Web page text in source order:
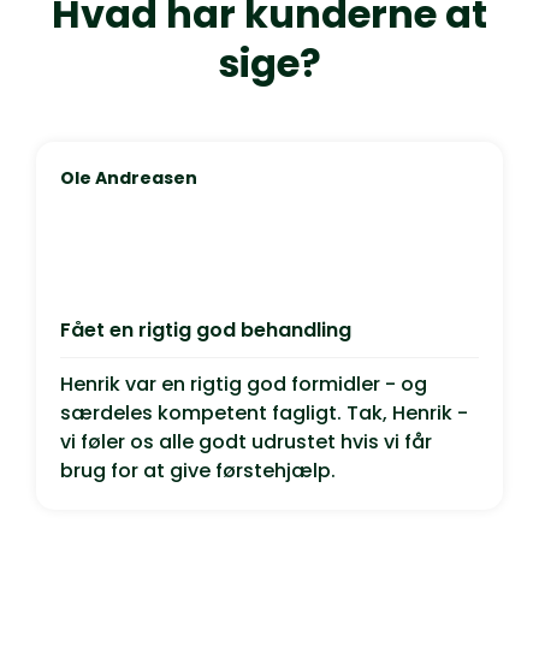
Hvad har kunderne at
sige?
Ole Andreasen
Fået en rigtig god behandling
Henrik var en rigtig god formidler - og
særdeles kompetent fagligt. Tak, Henrik -
vi føler os alle godt udrustet hvis vi får
brug for at give førstehjælp.